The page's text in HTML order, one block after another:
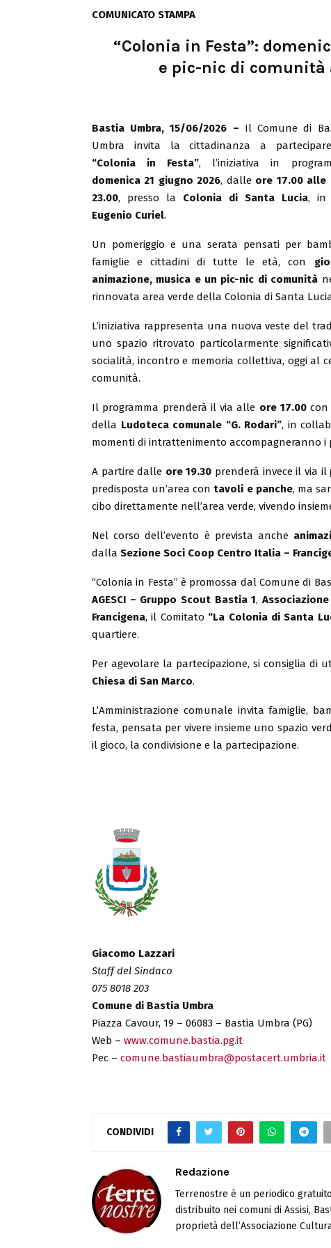
COMUNICATO STAMPA
“Colonia in Festa”:
e pic-nic di comunità
Bastia Umbra, 15/06/2026 – Il Comune di
Umbra invita la cittadinanza a
“Colonia in Festa”, l’iniziativa in
domenica 21 giugno 2026, dalle ore 17.00 alle
23.00, presso la Colonia di Santa Lucia, in
Eugenio Curiel.
Un pomeriggio e una serata pensati per
famiglie e cittadini di tutte le età, con
animazione, musica e un pic-nic di comunità
rinnovata area verde della Colonia di Santa
L’iniziativa rappresenta una nuova veste del
uno spazio ritrovato particolarmente
socialità, incontro e memoria collettiva, oggi al
comunità.
Il programma prenderà il via alle ore 17.00con
della Ludoteca comunale “G. Rodari”, in
momenti di intrattenimento accompagneranno i
A partire dalle ore 19.30 prenderà invece il via il
predisposta un’area con tavoli e panche, ma
cibo direttamente nell’area verde, vivendo
Nel corso dell’evento è prevista anche
dalla Sezione Soci Coop Centro Italia –
“Colonia in Festa” è promossa dal Comune di
AGESCI – Gruppo Scout Bastia 1,
Francigena, il Comitato “La Colonia di Santa
quartiere.
Per agevolare la partecipazione, si consiglia di
Chiesa di San Marco.
L’Amministrazione comunale invita famiglie,
festa, pensata per vivere insieme uno spazio
il gioco, la condivisione e la partecipazione.
Giacomo Lazzari
Staff del Sindaco
075 8018 203
Comune di Bastia Umbra
Piazza Cavour, 19 – 06083 – Bastia Umbra (PG)
Web – www.comune.bastia.pg.it
Pec – comune.bastiaumbra@postacert.umbria.it
CONDIVIDI
Redazione
Terrenostre è un periodico
distribuito nei comuni di Assisi,
proprietà dell’Associazione